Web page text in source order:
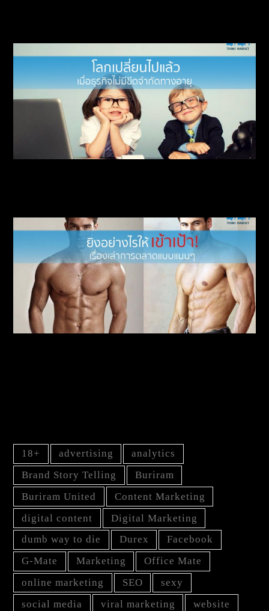
18+ advertising
analytics
Brand Story Telling
Buriram
Buriram United
Content Marketing
digital content
Digital Marketing
dumb way to die
Durex
Facebook
G-Mate
Marketing
Office Mate
online marketing
SEO
sexy
social media
viral marketing
website